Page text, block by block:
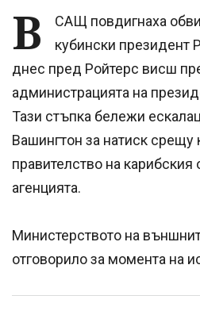
В
САЩ повдигнаха
кубински президент
днес пред Ройтерс висш
администрацията на
Тази стъпка бележи
Вашингтон за натиск срещу
правителство на карибския
агенцията.
Министерството на
отговорило за момента на